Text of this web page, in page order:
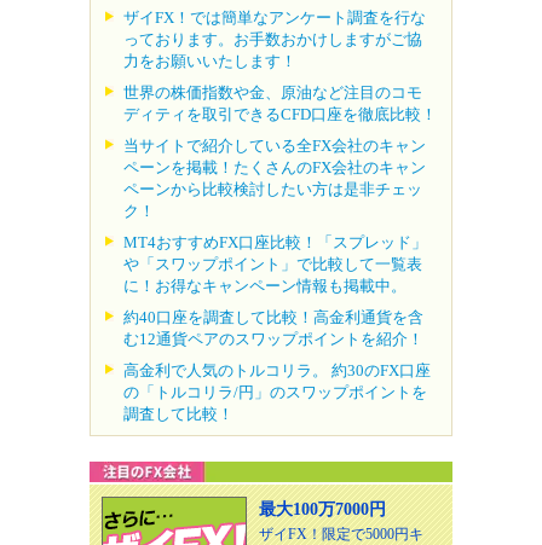
ザイFX！では簡単なアンケート調査を行な
っております。お手数おかけしますがご協
力をお願いいたします！
世界の株価指数や金、原油など注目のコモ
ディティを取引できるCFD口座を徹底比較！
当サイトで紹介している全FX会社のキャン
ペーンを掲載！たくさんのFX会社のキャン
ペーンから比較検討したい方は是非チェッ
ク！
MT4おすすめFX口座比較！「スプレッド」
や「スワップポイント」で比較して一覧表
に！お得なキャンペーン情報も掲載中。
約40口座を調査して比較！高金利通貨を含
む12通貨ペアのスワップポイントを紹介！
高金利で人気のトルコリラ。 約30のFX口座
の「トルコリラ/円」のスワップポイントを
調査して比較！
最大100万7000円
ザイFX！限定で5000円キ